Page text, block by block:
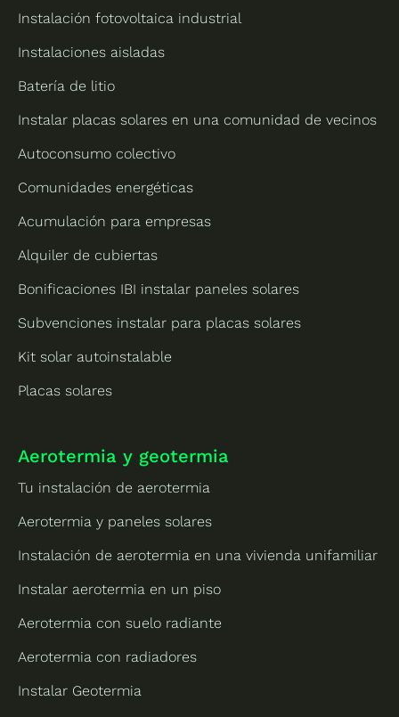
Instalación fotovoltaica industrial
Instalaciones aisladas
Batería de litio
Instalar placas solares en una comunidad de vecinos
Autoconsumo colectivo
Comunidades energéticas
Acumulación para empresas
Alquiler de cubiertas
Bonificaciones IBI instalar paneles solares
Subvenciones instalar para placas solares
Kit solar autoinstalable
Placas solares
Aerotermia y geotermia
Tu instalación de aerotermia
Aerotermia y paneles solares
Instalación de aerotermia en una vivienda unifamiliar
Instalar aerotermia en un piso
Aerotermia con suelo radiante
Aerotermia con radiadores
Instalar Geotermia